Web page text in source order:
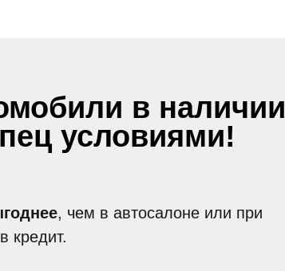
в наличии
условиями!
, чем в автосалоне или при
кредит.